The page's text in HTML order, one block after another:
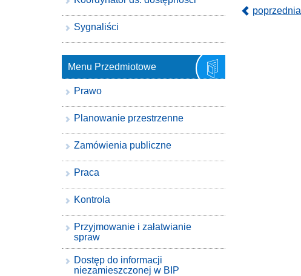
poprzednia
Sygnaliści
Menu Przedmiotowe
Prawo
Planowanie przestrzenne
Zamówienia publiczne
Praca
Kontrola
Przyjmowanie i załatwianie
spraw
Dostęp do informacji
niezamieszczonej w BIP